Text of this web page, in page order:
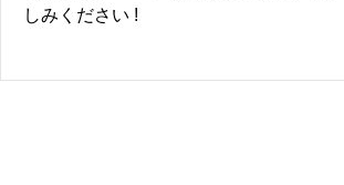
しみください !